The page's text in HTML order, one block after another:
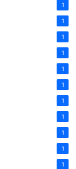
1
1
1
1
1
1
1
1
1
1
1